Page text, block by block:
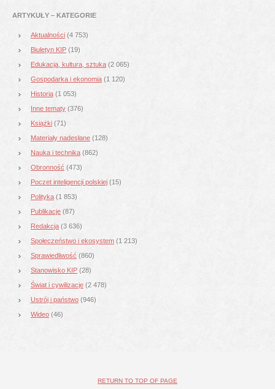
ARTYKUŁY – KATEGORIE
Aktualności (4 753)
Biuletyn KIP (19)
Edukacja, kultura, sztuka (2 065)
Gospodarka i ekonomia (1 120)
Historia (1 053)
Inne tematy (376)
Książki (71)
Materiały nadesłane (128)
Nauka i technika (862)
Obronność (473)
Poczet inteligencji polskiej (15)
Polityka (1 853)
Publikacje (87)
Redakcja (3 636)
Społeczeństwo i ekosystem (1 213)
Sprawiedliwość (860)
Stanowisko KIP (28)
Świat i cywilizacje (2 478)
Ustrój i państwo (946)
Wideo (46)
RETURN TO TOP OF PAGE